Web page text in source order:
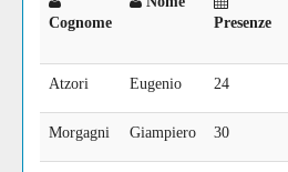
Cognome
Presenze
Atzori Eugenio 24
Morgagni Giampiero 30